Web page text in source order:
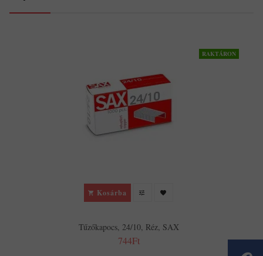
RAKTÁRON
Kosárba
Tűzőkapocs, 24/10, Réz, SAX
744Ft